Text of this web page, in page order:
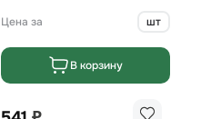
Цена за шт
В корзину